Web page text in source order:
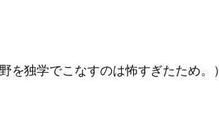
独学でこなすのは怖すぎたため。）